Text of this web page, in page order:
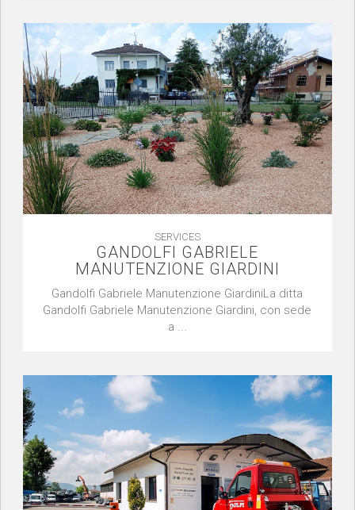
SERVICES
GANDOLFI GABRIELE
MANUTENZIONE GIARDINI
Gandolfi Gabriele Manutenzione GiardiniLa ditta
Gandolfi Gabriele Manutenzione Giardini, con sede
a ...